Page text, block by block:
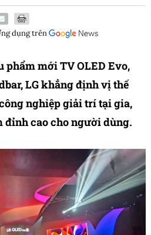
dụngtrên
phẩm mới TV OLED Evo,
LG khẳng định vị thế
nghiệp giải trí tại gia,
đỉnh cao cho người dùng.